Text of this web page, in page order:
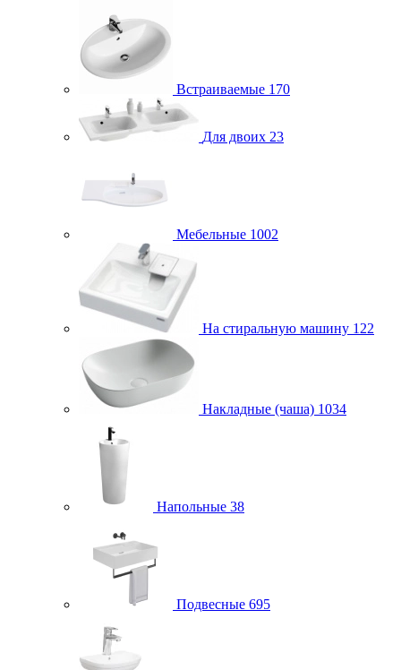
Встраиваемые 170
Для двоих 23
Мебельные 1002
На стиральную машину 122
Накладные (чаша) 1034
Напольные 38
Подвесные 695